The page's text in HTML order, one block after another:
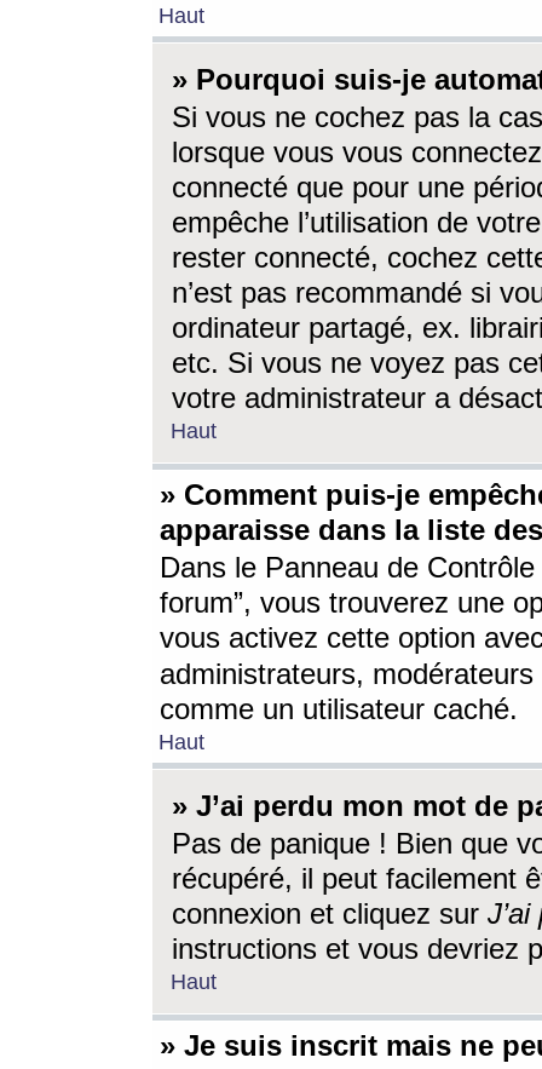
Haut
» Pourquoi suis-je
Si vous ne cochez pas la
lorsque vous vous
connecté que pour une
empêche l’utilisation de
rester connecté, cochez
n’est pas recommandé si
ordinateur partagé, ex.
etc. Si vous ne voyez pas
votre administrateur a
Haut
» Comment puis-je
apparaisse dans la liste
Dans le Panneau de
forum”, vous trouverez une
vous activez cette option
administrateurs,
comme un utilisateur caché.
Haut
» J’ai perdu mon mot de
Pas de panique ! Bien que
récupéré, il peut facilement
connexion et cliquez sur
instructions et vous devriez
Haut
» Je suis inscrit mais ne